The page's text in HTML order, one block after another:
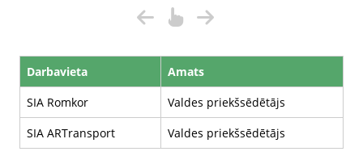
Darbavieta
Amats
SIA Romkor
Valdes priekšsēdētājs
SIA ARTransport
Valdes priekšsēdētājs